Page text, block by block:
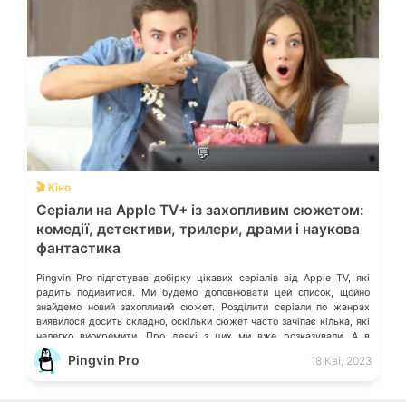
💬
🎬 Кіно
Серіали на Apple TV+ із захопливим сюжетом:
комедії, детективи, трилери, драми і наукова
фантастика
Pingvin Pro підготував добірку цікавих серіалів від Apple TV, які
радить подивитися. Ми будемо доповнювати цей список, щойно
знайдемо новий захопливий сюжет. Розділити серіали по жанрах
виявилося досить складно, оскільки сюжет часто зачіпає кілька, які
нелегко виокремити. Про деякі з цих ми вже розказували. А в
коментарях можете порадити ті серіали, які вразили Вас, і […]
Pingvin Pro 18 Кві, 2023